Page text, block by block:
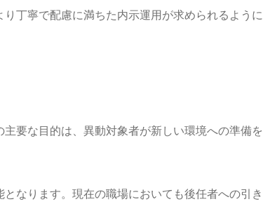
丁寧で配慮に満ちた内示運用が求められるように
要な目的は、異動対象者が新しい環境への準備を
なります。現在の職場においても後任者への引き